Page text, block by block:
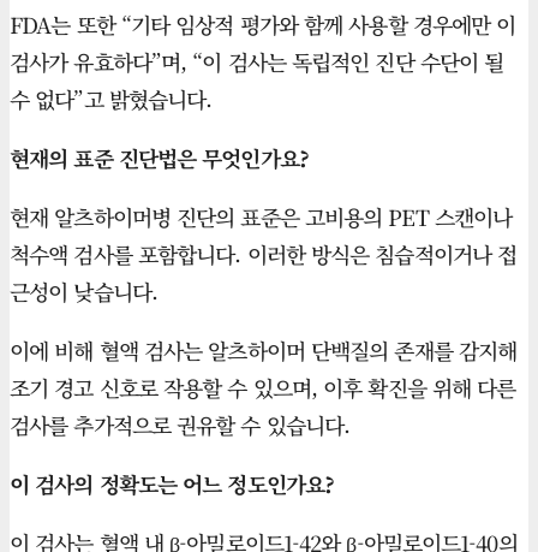
FDA는 또한 “기타 임상적 평가와 함께 사용할 경우에만 이
검사가 유효하다”며, “이 검사는 독립적인 진단 수단이 될
수 없다”고 밝혔습니다.
현재의 표준 진단법은 무엇인가요?
현재 알츠하이머병 진단의 표준은 고비용의 PET 스캔이나
척수액 검사를 포함합니다. 이러한 방식은 침습적이거나 접
근성이 낮습니다.
이에 비해 혈액 검사는 알츠하이머 단백질의 존재를 감지해
조기 경고 신호로 작용할 수 있으며, 이후 확진을 위해 다른
검사를 추가적으로 권유할 수 있습니다.
이 검사의 정확도는 어느 정도인가요?
이 검사는 혈액 내 β-아밀로이드1-42와 β-아밀로이드1-40의